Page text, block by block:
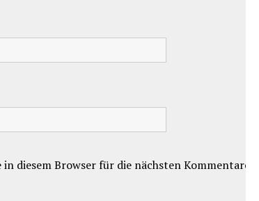
diesem Browser für die nächsten Kommentare.